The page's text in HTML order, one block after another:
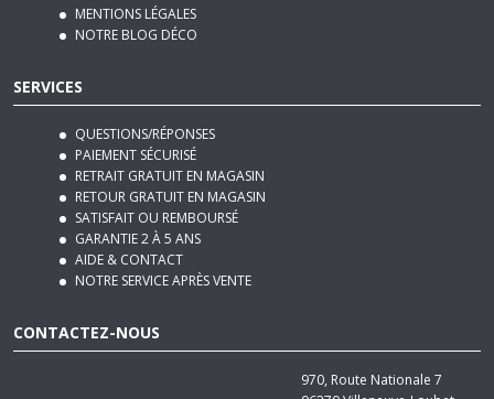
SERVICES
QUESTIONS/RÉPONSES
PAIEMENT SÉCURISÉ
RETRAIT GRATUIT EN MAGASIN
RETOUR GRATUIT EN MAGASIN
SATISFAIT OU REMBOURSÉ
GARANTIE 2 À 5 ANS
AIDE & CONTACT
NOTRE SERVICE APRÈS VENTE
CONTACTEZ-NOUS
06270Villeneuve-Loubet
Tél : 04 92 12 48 50